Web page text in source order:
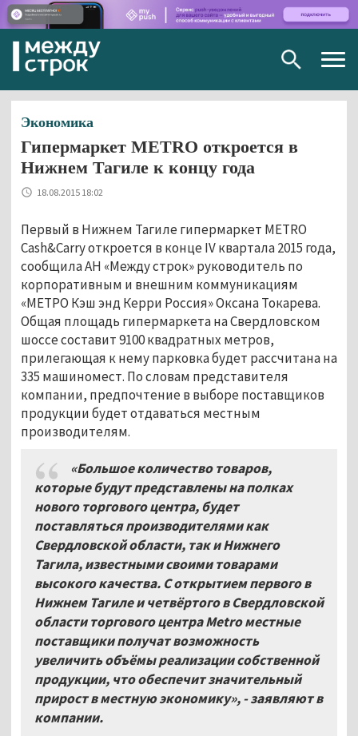
Экономика
Гипермаркет METRO откроется в
Нижнем Тагиле к концу года
18.08.2015 18:02
Первый в Нижнем Тагиле гипермаркет METRO
Cash&Carry откроется в конце IV квартала 2015 года,
сообщила АН «Между строк» руководитель по
корпоративным и внешним коммуникациям
«МЕТРО Кэш энд Керри Россия» Оксана Токарева.
Общая площадь гипермаркета на Свердловском
шоссе составит 9100 квадратных метров,
прилегающая к нему парковка будет рассчитана на
335 машиномест. По словам представителя
компании, предпочтение в выборе поставщиков
продукции будет отдаваться местным
производителям.
«Большое количество товаров,
которые будут представлены на полках
нового торгового центра, будет
поставляться производителями как
Свердловской области, так и Нижнего
Тагила, известными своими товарами
высокого качества. С открытием первого в
Нижнем Тагиле и четвёртого в Свердловской
области торгового центра Metro местные
поставщики получат возможность
увеличить объёмы реализации собственной
продукции, что обеспечит значительный
прирост в местную экономику», - заявляют в
компании.